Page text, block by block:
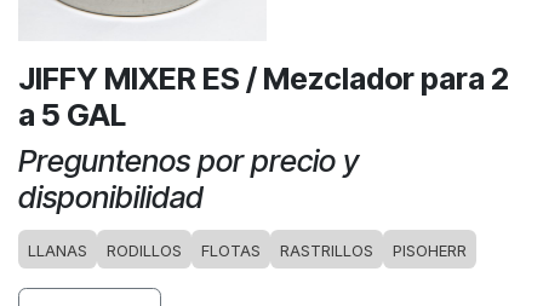
JIFFY MIXER ES / Mezclador para 2
a 5 GAL
Preguntenos por precio y
disponibilidad
LLANAS RODILLOS FLOTAS RASTRILLOS PISOHERR